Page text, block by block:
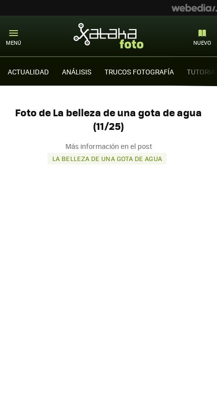
MENÚ NUEVO
ACTUALIDAD ANÁLISIS TRUCOS FOTOGRAFÍA
Foto de La belleza de una gota de agua
(11/25)
Más información en el post
LA BELLEZA DE UNA GOTA DE AGUA